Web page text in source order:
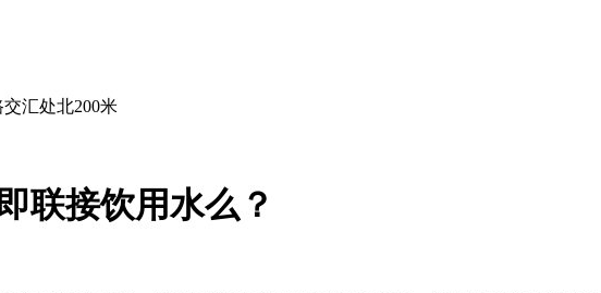
汇处北200米
联接饮用水么？